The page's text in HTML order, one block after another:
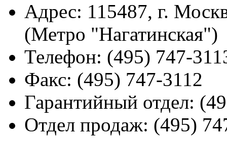
Адрес: 115487, г.
(Метро "Нагатинская")
Телефон: (495) 747-
Факс: (495) 747-3112
Гарантийный отдел:
Отдел продаж: (495)